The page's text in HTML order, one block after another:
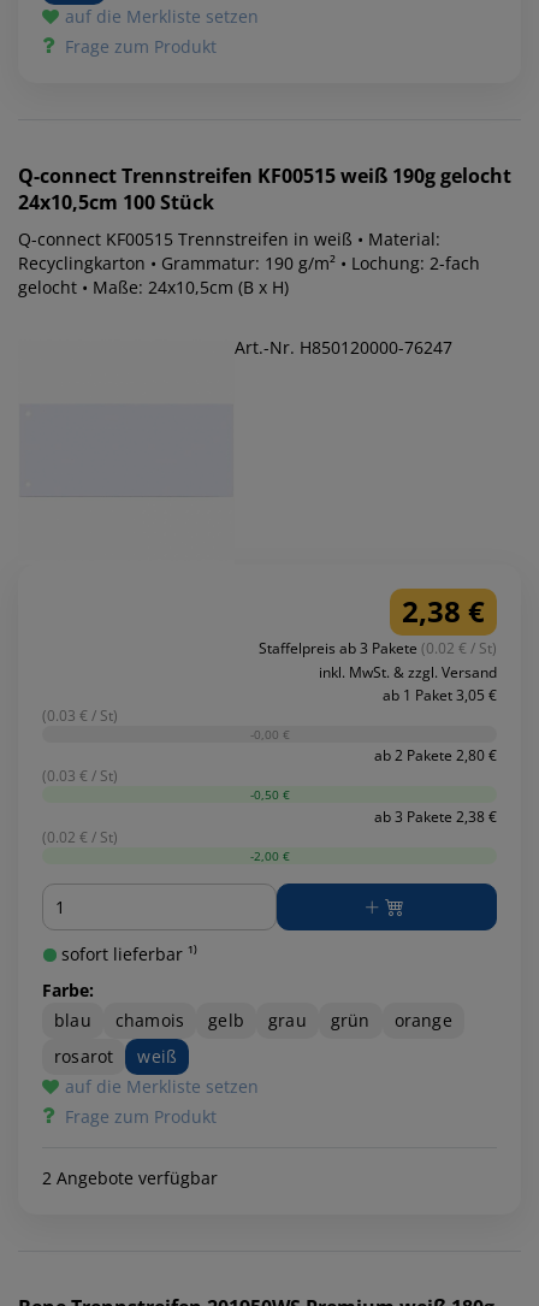
auf die Merkliste setzen
Frage zum Produkt
Q-connectTrennstreifen KF00515 weiß 190g gelocht
24x10,5cm 100 Stück
Q-connect KF00515 Trennstreifen in weiß • Material:
Recyclingkarton • Grammatur: 190 g/m² • Lochung: 2-fach
gelocht • Maße: 24x10,5cm (B x H)
Art.-Nr. H850120000-76247
2,38 €
Staffelpreis ab 3 Pakete (0.02 € / St)
inkl. MwSt. & zzgl. Versand
ab 1 Paket 3,05 €
(0.03 € / St)
-0,00 €
ab 2 Pakete 2,80 €
(0.03 € / St)
-0,50 €
ab 3 Pakete 2,38 €
(0.02 € / St)
-2,00 €
Menge
sofort lieferbar ¹⁾
Farbe:
blau
chamois gelb grau grün
orange
rosarot
weiß
auf die Merkliste setzen
Frage zum Produkt
2 Angebote verfügbar